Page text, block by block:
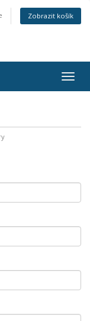
Zobrazit košík